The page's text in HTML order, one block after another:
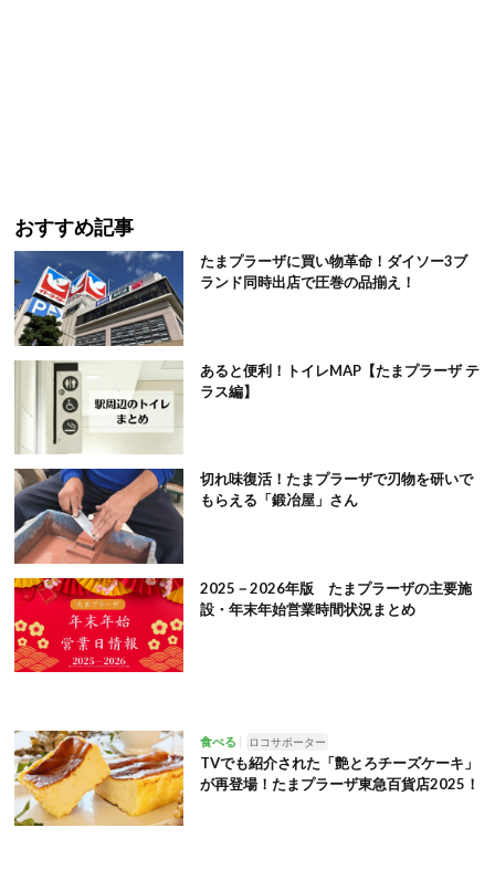
おすすめ記事
たまプラーザに買い物革命！ダイソー3ブ
ランド同時出店で圧巻の品揃え！
あると便利！トイレMAP【たまプラーザ テ
ラス編】
切れ味復活！たまプラーザで刃物を研いで
もらえる「鍛冶屋」さん
2025－2026年版 たまプラーザの主要施
設・年末年始営業時間状況まとめ
食べる ロコサポーター
TVでも紹介された「艶とろチーズケーキ」
が再登場！たまプラーザ東急百貨店2025！